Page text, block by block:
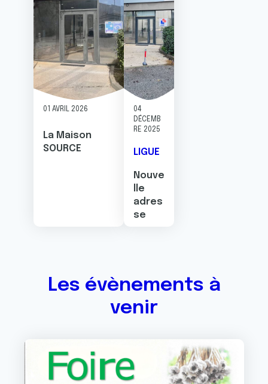
01 AVRIL 2026
La Maison
SOURCE
04
DÉCEMB
RE 2025
LIGUE
Nouve
lle
adres
se
Les évènements à
venir
Image